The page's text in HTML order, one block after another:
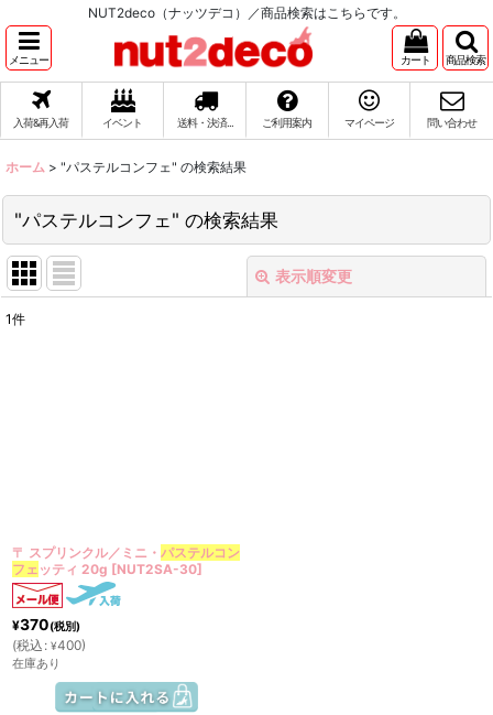
NUT2deco（ナッツデコ）／商品検索はこちらです。
メニュー カート 商品検索
入荷&再入荷 イベント 送料・決済... ご利用案内 マイページ 問い合わせ
ホーム > "パステルコンフェ" の検索結果
"パステルコンフェ" の検索結果
表示順変更
絞り込む
1件
〒 スプリンクル／ミニ・ パステルコン
フェ ッティ 20g [NUT2SA-30]
¥370(税別)
(税込 : ¥400)
在庫あり